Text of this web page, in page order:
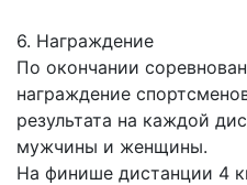
6. Награждение
По окончании
награждение
результата на каждой
мужчины и женщины.
На финише дистанции 4